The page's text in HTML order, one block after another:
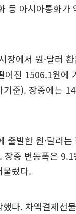
등 아시아통화가
장에서 원·달러
어진 1506.1원에
기준). 장중에는
출발한 원·달러
장중 변동폭은 9.1
물렀다.
했다. 차액결제선